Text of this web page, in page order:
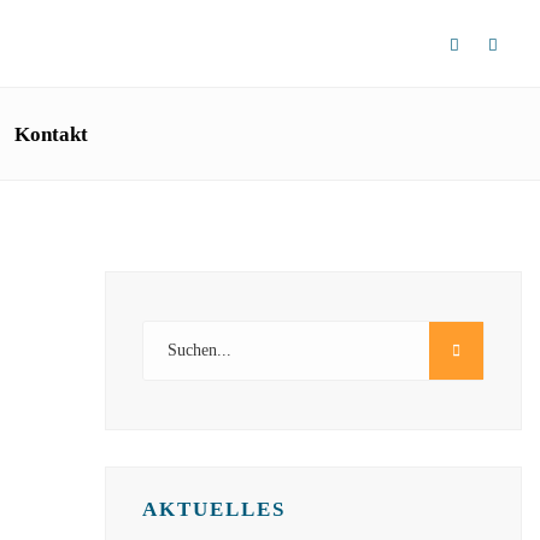
Kontakt
AKTUELLES